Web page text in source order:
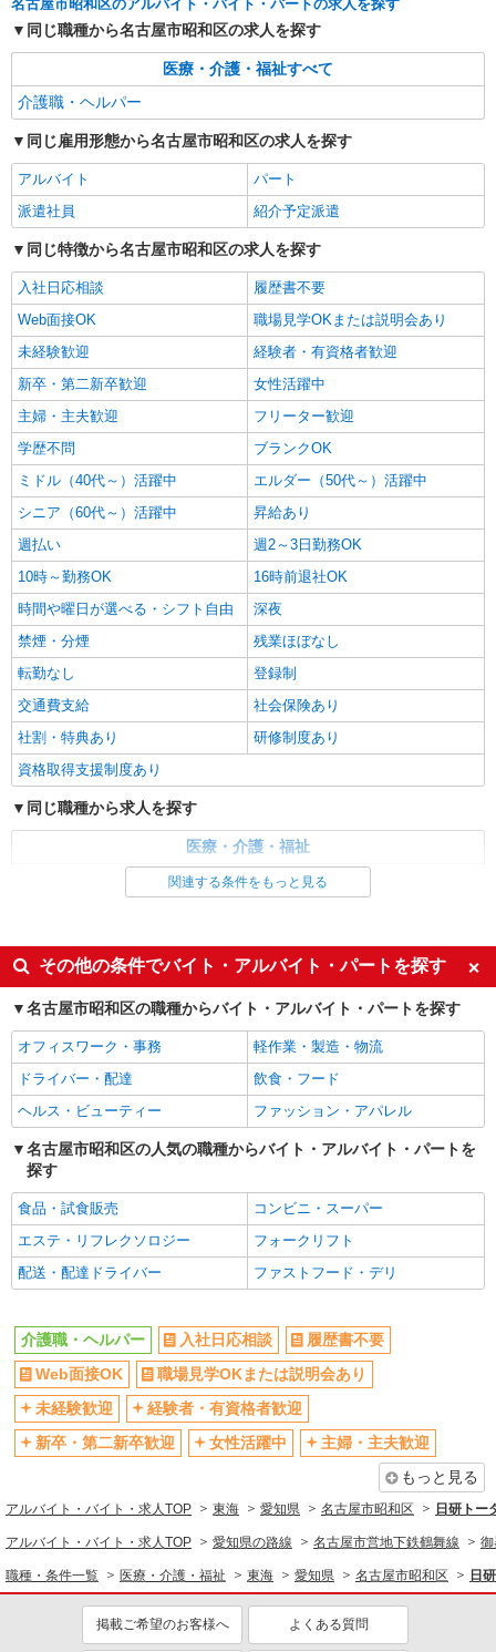
派遣社員
御器所駅｜日払いOK！日収1.1万円超え×サ高
住スタッフ！
時給1500円〜2125円 ＜日払い有/週払い有/交
通費全支給(ガソリン代含む)＞
名古屋市昭和区
詳細を見る
株式会社kotrio /●NG-H-2031030
御器所駅＊年齢不問◎未経験から安定した業界
へ＊サ高住
時給1500円〜2125円 ＜日払い有/週払い有/交
通費全支給(ガソリン代含む)＞
名古屋市昭和区
詳細を見る
正社員
グループホーム ソラスト白金/2380000040-021
介護管理職（施設長代理・所長代理）
月給332,755円 ＜給与補足＞月額253,700円＋
定額時間外手当39,660円（20時間/超過分は別途支
給）＋夜勤5回分（39,395円）含む。※夜勤1回あ
たり7,879円（深夜割増＋夜勤手当）
愛知県名古屋市昭和区白金1-20-3
派遣社員
株式会社kotrio /●NG-H-1614146
綺麗な高齢者マンションの見守りスタッフ＠荒
畑駅近く
時給1500円〜2125円 ＜日払い有/週払い有/交
通費全支給(ガソリン代含む)＞
名古屋市昭和区
派遣社員
株式会社kotrio /●NG-H-1992496
援員さん大募集！
時給1500円〜2125円 ＜日払い有/週払い有/交
通費全支給(ガソリン代含む)＞
名古屋市昭和区
正社員
グループホーム ソラスト白金/2380000040-025
介護職員（ヘルパー）（介護助手）
月給199,600円
愛知県名古屋市昭和区白金1-20-3
キープ 詳細を見る
正社員
グループホーム ソラスト白金/2380000040-024
介護職員（ヘルパー）（介護助手）
月給256,650円 ＜給与補足＞夜勤5回分
（20,450円）含む。※夜勤1回あたり4,090円（深
夜割増＋夜勤手当）
愛知県名古屋市昭和区白金1-20-3
キープ 詳細を見る
名古屋市昭和区のアルバイト・バイト・パートの求人を探す
同じ職種から名古屋市昭和区の求人を探す
医療・介護・福祉すべて
介護職・ヘルパー
同じ雇用形態から名古屋市昭和区の求人を探す
アルバイト
パート
派遣社員
紹介予定派遣
同じ特徴から名古屋市昭和区の求人を探す
入社日応相談
履歴書不要
Web面接OK
職場見学OKまたは説明会あり
未経験歓迎
経験者・有資格者歓迎
新卒・第二新卒歓迎
女性活躍中
主婦・主夫歓迎
フリーター歓迎
学歴不問
ブランクOK
ミドル（40代～）活躍中
エルダー（50代～）活躍中
シニア（60代～）活躍中
昇給あり
週払い
週2～3日勤務OK
10時～勤務OK
16時前退社OK
時間や曜日が選べる・シフト自由
深夜
禁煙・分煙
残業ほぼなし
転勤なし
登録制
交通費支給
社会保険あり
社割・特典あり
研修制度あり
資格取得支援制度あり
同じ職種から求人を探す
医療・介護・福祉
未経験歓迎
ミドル（40代～）活躍中
週2～3日勤務OK
深夜
交通費支給
社会保険あり
関連する条件をもっと見る
その他の条件でバイト・アルバイト・パートを探す
名古屋市昭和区の職種からバイト・アルバイト・パートを探す
オフィスワーク・事務
軽作業・製造・物流
ドライバー・配達
飲食・フード
ヘルス・ビューティー
ファッション・アパレル
名古屋市昭和区の人気の職種からバイト・アルバイト・パートを
探す
食品・試食販売
コンビニ・スーパー
エステ・リフレクソロジー
フォークリフト
配送・配達ドライバー
ファストフード・デリ
介護職・ヘルパー 入社日応相談
履歴書不要
Web面接OK
職場見学OKまたは説明会あり
未経験歓迎
経験者・有資格者歓迎
新卒・第二新卒歓迎
女性活躍中
主婦・主夫歓迎
もっと見る
アルバイト・バイト・求人TOP 東海 愛知県 名古屋市昭和区 日研トー
アルバイト・バイト・求人TOP 愛知県の路線 名古屋市営地下鉄鶴舞線
職種・条件一覧 医療・介護・福祉 東海 愛知県 名古屋市昭和区 日
掲載ご希望のお客様へ よくある質問